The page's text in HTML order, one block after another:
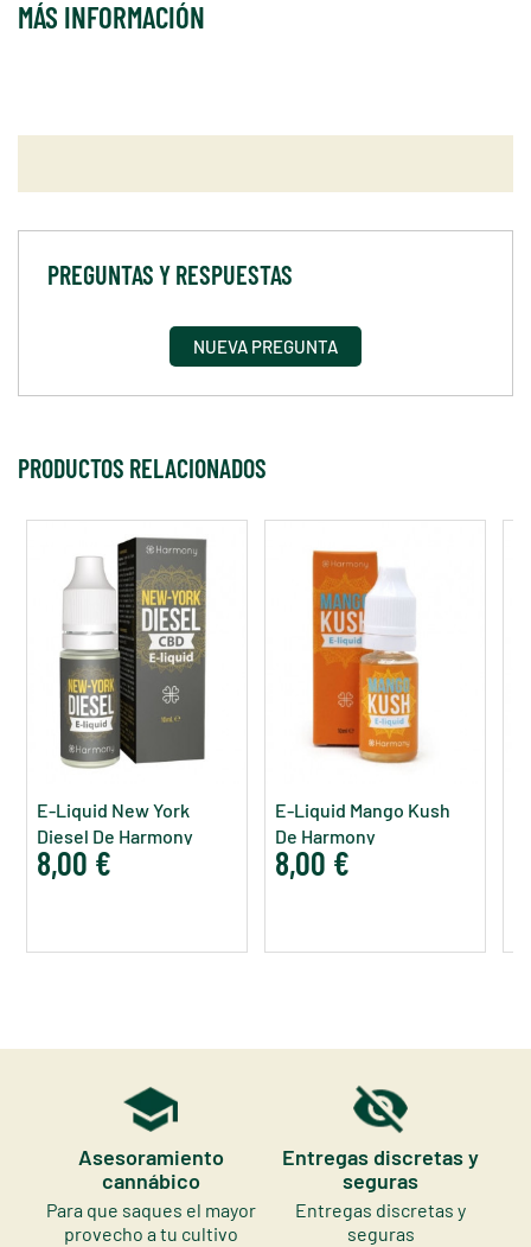
MÁS INFORMACIÓN
PREGUNTAS Y RESPUESTAS
NUEVA PREGUNTA
PRODUCTOS RELACIONADOS
E-Liquid New York
Diesel De Harmony
8,00 €
E-Liquid Mango Kush
De Harmony
8,00 €
Asesoramiento
cannábico
Para que saques el mayor
provecho a tu cultivo
Entregas discretas y
seguras
Entregas discretas y
seguras